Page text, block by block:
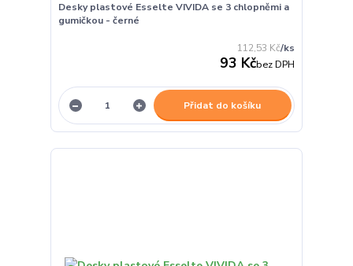
Desky plastové Esselte VIVIDA se 3 chlopněmi a
gumičkou - černé
112,53 Kč/ks
93 Kčbez DPH
Přidat do košíku